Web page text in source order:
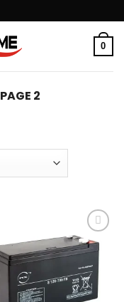
0
PAGE 2
Add to
wishlist